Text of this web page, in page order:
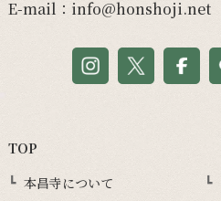
E-mail： info@honshoji.net
TOP
本昌寺について